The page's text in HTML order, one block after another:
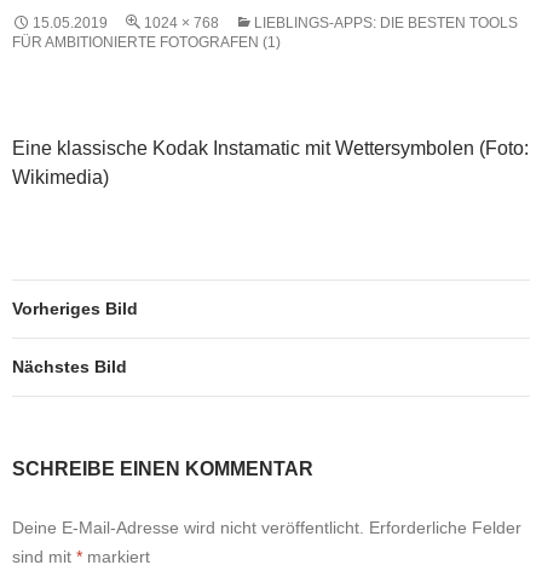
15.05.2019 1024 × 768
LIEBLINGS-APPS: DIE BESTEN TOOLS
FÜR AMBITIONIERTE FOTOGRAFEN (1)
Eine klassische Kodak Instamatic mit Wettersymbolen (Foto:
Wikimedia)
Vorheriges Bild
Nächstes Bild
SCHREIBE EINEN KOMMENTAR
Deine E-Mail-Adresse wird nicht veröffentlicht. Erforderliche Felder
sind mit * markiert